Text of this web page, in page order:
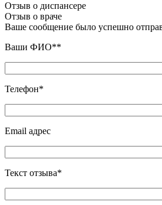
Отзыв о диспансере
Отзыв о враче
Ваше сообщение было успешно
Ваши ФИО**
Телефон*
Email адрес
Текст отзыва*